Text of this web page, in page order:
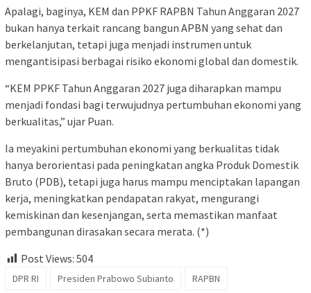
Apalagi, baginya, KEM dan PPKF RAPBN Tahun Anggaran 2027
bukan hanya terkait rancang bangun APBN yang sehat dan
berkelanjutan, tetapi juga menjadi instrumen untuk
mengantisipasi berbagai risiko ekonomi global dan domestik.
“KEM PPKF Tahun Anggaran 2027 juga diharapkan mampu
menjadi fondasi bagi terwujudnya pertumbuhan ekonomi yang
berkualitas,” ujar Puan.
Ia meyakini pertumbuhan ekonomi yang berkualitas tidak
hanya berorientasi pada peningkatan angka Produk Domestik
Bruto (PDB), tetapi juga harus mampu menciptakan lapangan
kerja, meningkatkan pendapatan rakyat, mengurangi
kemiskinan dan kesenjangan, serta memastikan manfaat
pembangunan dirasakan secara merata. (*)
Post Views: 504
DPR RI Presiden Prabowo Subianto RAPBN